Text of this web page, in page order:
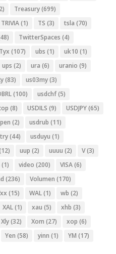
Treasury(699)
TRIVIA(1) TS (3) tsla (70)
TwitterSpaces (4)
Tyx (107) ubs (1) uk10 (1)
ups (2) ura (6) uranio (9)
(83) us03my(3)
(100) usdchf(5)
(8) USDILS (9) USDJPY(65)
(2) usdrub (11)
(44) usduyu (1)
uup (2) uuuu (2) V(3)
(1) video (200) VISA(6)
(236) Volumen (170)
(15) WAL(1) wb (2)
XAL(1) xau (5) xhb (3)
Xly(32) Xom (27) xop (6)
Yen (58) yinn (1) YM (17)